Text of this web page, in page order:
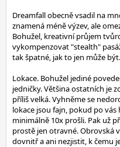
Dreamfall obecně vsadil na
znamená méně výzev, ale
Bohužel, kreativní průjem
vykompenzovat "stealth"
tak špatné, jak to jen může být.
Lokace. Bohužel jediné
jedničky. Většina ostatních je
příliš velká. Vyhněme se
lokace jsou fajn, pokud po
minimálně 10x prošli. Pak už
prostě jen otravné. Obrovská
dovnitř a ani nezjistit, k čemu